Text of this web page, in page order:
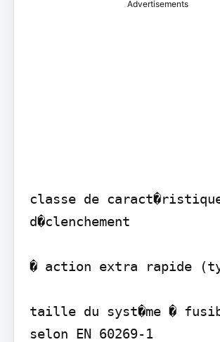
Advertisements
classe de
d�clenchement
� action extra rapide
taille du syst�me �
selon EN 60269-1